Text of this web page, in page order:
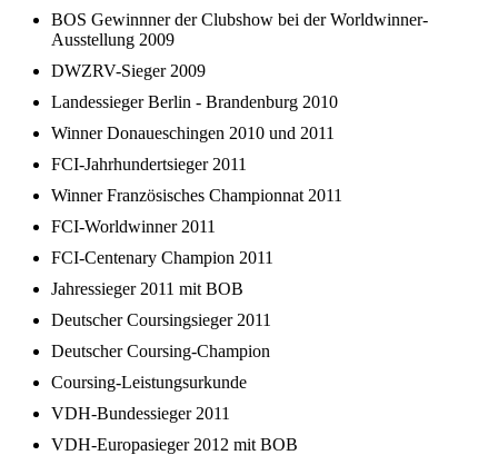
BOS Gewinnner der Clubshow bei der Worldwinner-
Ausstellung 2009
DWZRV-Sieger 2009
Landessieger Berlin - Brandenburg 2010
Winner Donaueschingen 2010 und 2011
FCI-Jahrhundertsieger 2011
Winner Französisches Championnat 2011
FCI-Worldwinner 2011
FCI-Centenary Champion 2011
Jahressieger 2011 mit BOB
Deutscher Coursingsieger 2011
Deutscher Coursing-Champion
Coursing-Leistungsurkunde
VDH-Bundessieger 2011
VDH-Europasieger 2012 mit BOB